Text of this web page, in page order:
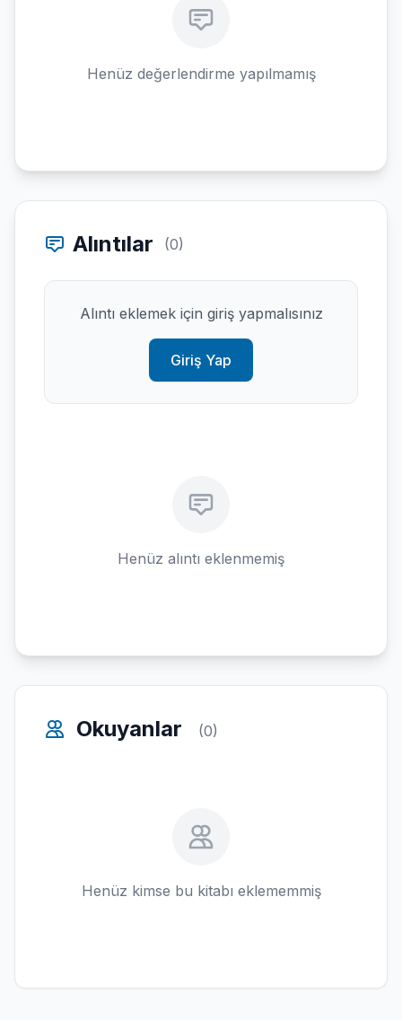
Henüz değerlendirme yapılmamış
Alıntılar (0)
Alıntı eklemek için giriş yapmalısınız
Giriş Yap
Henüz alıntı eklenmemiş
Okuyanlar (0)
Henüz kimse bu kitabı eklememmiş